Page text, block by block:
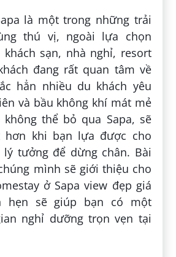
là một trong những trải
thú vị, ngoài lựa chọn
sạn, nhà nghỉ, resort
đang rất quan tâm về
hẳn nhiều du khách yêu
và bầu không khí mát mẻ
thể bỏ qua Sapa, sẽ
hơn khi bạn lựa được cho
tưởng để dừng chân. Bài
mình sẽ giới thiệu cho
ở Sapa view đẹp giá
hẹn sẽ giúp bạn có một
nghỉ dưỡng trọn vẹn tại